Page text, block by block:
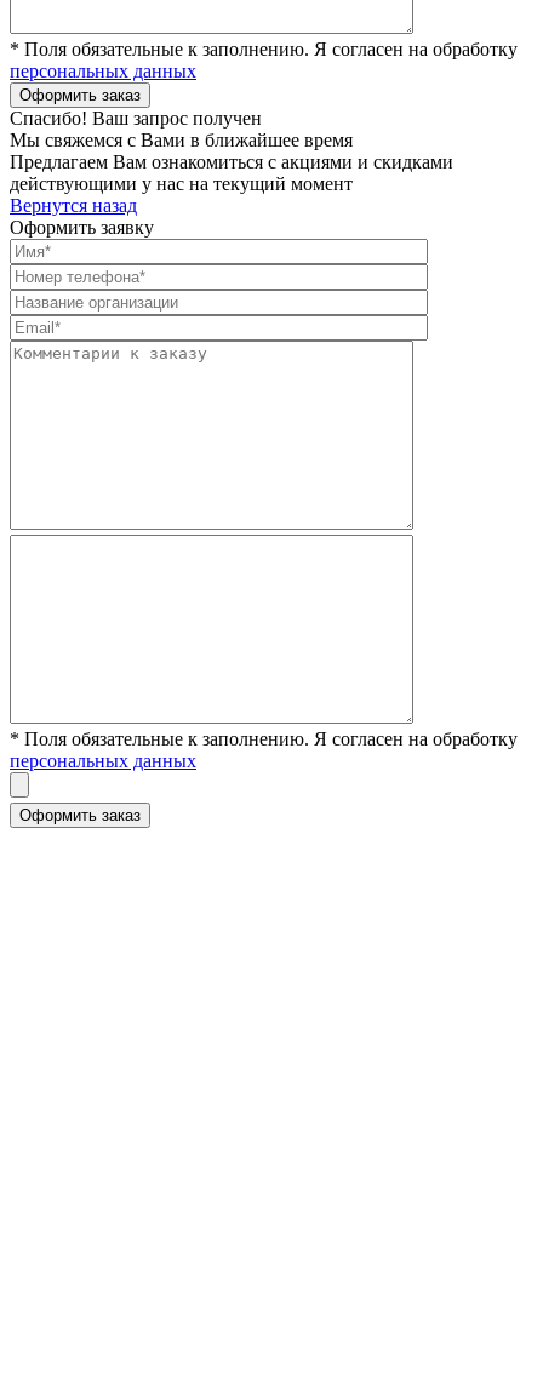
* Поля обязательные к заполнению. Я согласен на обработку
персональных данных
Спасибо! Ваш запрос получен
Мы свяжемся с Вами в ближайшее время
Предлагаем Вам ознакомиться с акциями и скидками
действующими у нас на текущий момент
Вернутся назад
Оформить заявку
* Поля обязательные к заполнению. Я согласен на обработку
персональных данных